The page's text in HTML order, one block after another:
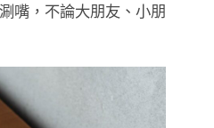
嘴，不論大朋友、小朋